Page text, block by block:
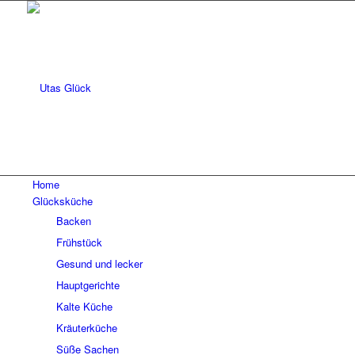
Home
Glücksküche
Backen
Frühstück
Gesund und lecker
Hauptgerichte
Kalte Küche
Kräuterküche
Süße Sachen